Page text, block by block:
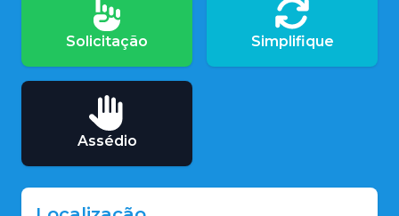
Solicitação Simplifique
Assédio